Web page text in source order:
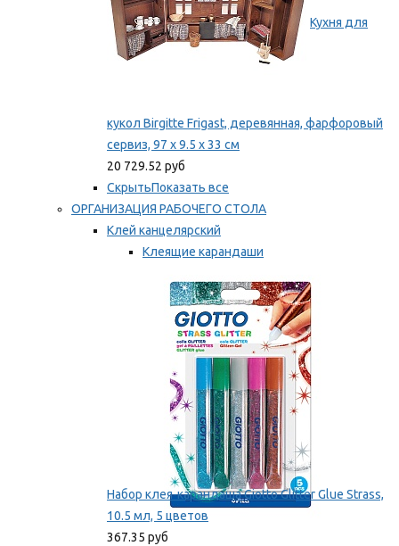
Кухня для
кукол Birgitte Frigast, деревянная, фарфоровый
сервиз, 97 x 9.5 x 33 см
20 729.52 руб
СкрытьПоказать все
ОРГАНИЗАЦИЯ РАБОЧЕГО СТОЛА
Клей канцелярский
Клеящие карандаши
Мы рекомендуем
Набор клея-карандаша Giotto Glitter Glue Strass,
10.5 мл, 5 цветов
367.35 руб